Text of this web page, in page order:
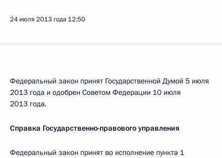
24 июля 2013 года 12:50
Федеральный закон принят Государственной Думой 5 июля
2013 года и одобрен Советом Федерации 10 июля
2013 года.
Справка Государственно-правового управления
Федеральный закон принят во исполнение пункта 1